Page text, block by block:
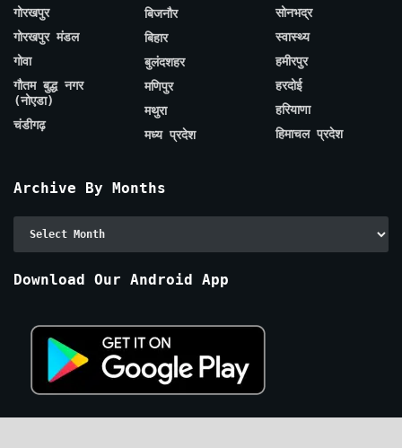
गोरखपुर
गोरखपुर मंडल
गोवा
गौतम बुद्ध नगर
(नोएडा)
चंडीगढ़
बिजनौर
बिहार
बुलंदशहर
मणिपुर
मथुरा
मध्य प्रदेश
सोनभद्र
स्वास्थ्य
हमीरपुर
हरदोई
हरियाणा
हिमाचल प्रदेश
Archive By Months
Download Our Android App